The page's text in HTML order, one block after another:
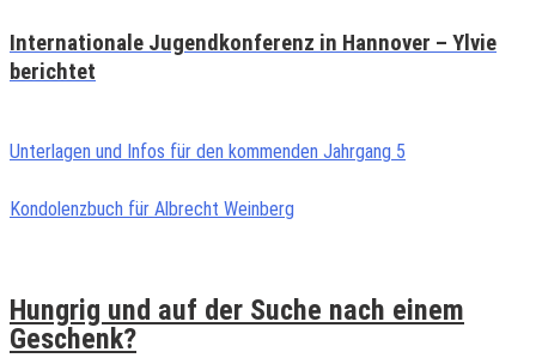
Internationale Jugendkonferenz in Hannover – Ylvie
berichtet
Unterlagen und Infos für den kommenden Jahrgang 5
Kondolenzbuch für Albrecht Weinberg
Hungrig und auf der Suche nach einem
Geschenk?